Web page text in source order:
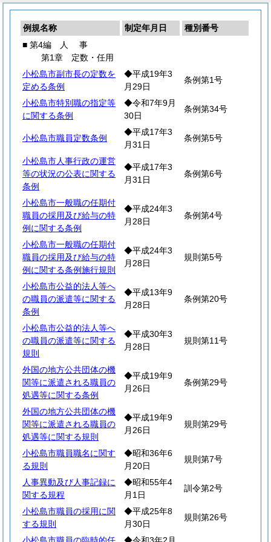
例規名称 制定年月日
種別番号
■ 第4編
人 事
第1章 定数・任用
小松島市副市長の定数を
定める条例
◆平成19年3
月29日
条例第1号
小松島市特別職の指定等
に関する条例
◆令和7年9月
30日
条例第34号
小松島市職員定数条例
◆平成17年3
月31日
条例第5号
小松島市人事行政の運営
等の状況の公表に関する
条例
◆平成17年3
月31日
条例第6号
小松島市一般職の任期付
職員の採用及び給与の特
例に関する条例
◆平成24年3
月28日
条例第4号
小松島市一般職の任期付
職員の採用及び給与の特
例に関する条例施行規則
◆平成24年3
月28日
規則第5号
小松島市公益的法人等へ
の職員の派遣等に関する
条例
◆平成13年9
月28日
条例第20号
小松島市公益的法人等へ
の職員の派遣等に関する
規則
◆平成30年3
月28日
規則第11号
外国の地方公共団体の機
関等に派遣される職員の
処遇等に関する条例
◆平成19年9
月26日
条例第29号
外国の地方公共団体の機
関等に派遣される職員の
処遇等に関する規則
◆平成19年9
月26日
規則第29号
小松島市職員職名に関す
る規則
◆昭和36年6
月20日
規則第7号
人事異動及び人事記録に
関する規程
◆昭和55年4
月1日
訓令第2号
小松島市職員の採用に関
する規則
◆平成25年8
月30日
規則第26号